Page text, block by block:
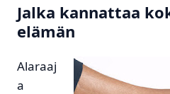
Jalka kannattaa
elämän
Alaraaj
a